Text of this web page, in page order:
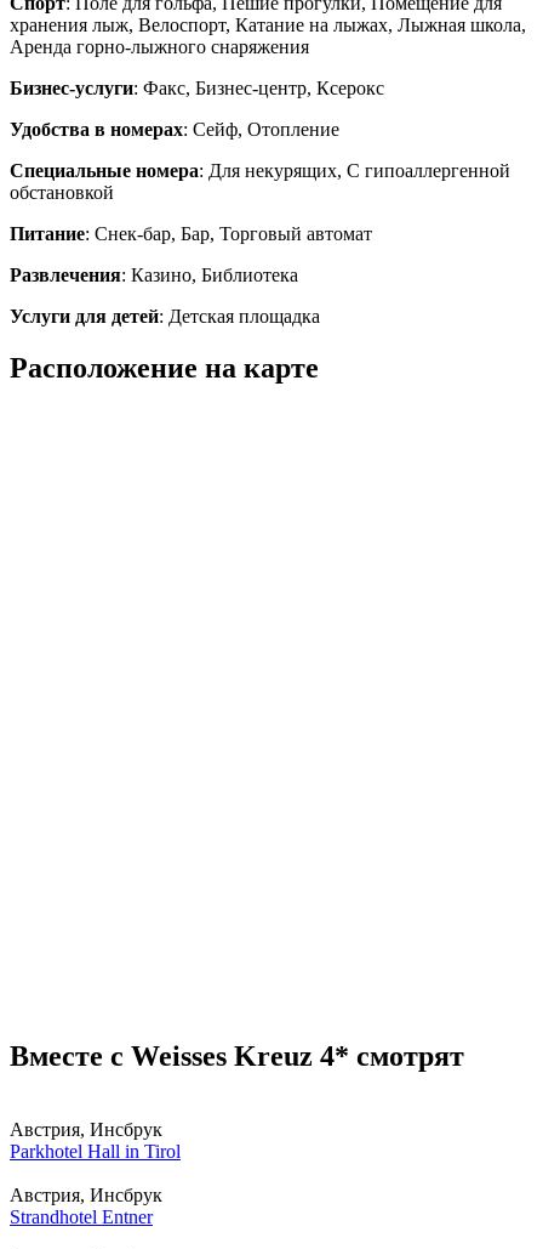
хранения лыж, Велоспорт, Катание на лыжах, Лыжная школа,
Аренда горно-лыжного снаряжения
Бизнес-услуги: Факс, Бизнес-центр, Ксерокс
Удобства в номерах: Сейф, Отопление
Специальные номера: Для некурящих, C гипоаллергенной
обстановкой
Питание: Снек-бар, Бар, Торговый автомат
Развлечения: Казино, Библиотека
Услуги для детей: Детская площадка
Расположение на карте
Вместе с Weisses Kreuz 4* смотрят
Австрия, Инсбрук
Parkhotel Hall in Tirol
Австрия, Инсбрук
Strandhotel Entner